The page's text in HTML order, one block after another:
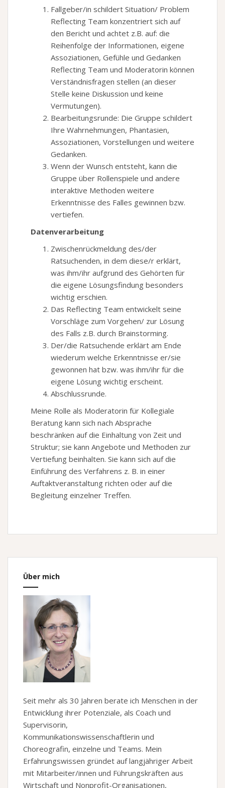
Fallgeber/in schildert Situation/ Problem
Reflecting Team konzentriert sich auf
den Bericht und achtet z.B. auf: die
Reihenfolge der Informationen, eigene
Assoziationen, Gefühle und Gedanken
Reflecting Team und Moderatorin können
Verständnisfragen stellen (an dieser
Stelle keine Diskussion und keine
Vermutungen).
Bearbeitungsrunde: Die Gruppe schildert
Ihre Wahrnehmungen, Phantasien,
Assoziationen, Vorstellungen und weitere
Gedanken.
Wenn der Wunsch entsteht, kann die
Gruppe über Rollenspiele und andere
interaktive Methoden weitere
Erkenntnisse des Falles gewinnen bzw.
vertiefen.
Datenverarbeitung
Zwischenrückmeldung des/der
Ratsuchenden, in dem diese/r erklärt,
was ihm/ihr aufgrund des Gehörten für
die eigene Lösungsfindung besonders
wichtig erschien.
Das Reflecting Team entwickelt seine
Vorschläge zum Vorgehen/ zur Lösung
des Falls z.B. durch Brainstorming.
Der/die Ratsuchende erklärt am Ende
wiederum welche Erkenntnisse er/sie
gewonnen hat bzw. was ihm/ihr für die
eigene Lösung wichtig erscheint.
Abschlussrunde.
Meine Rolle als Moderatorin für Kollegiale
Beratung kann sich nach Absprache
beschränken auf die Einhaltung von Zeit und
Struktur; sie kann Angebote und Methoden zur
Vertiefung beinhalten. Sie kann sich auf die
Einführung des Verfahrens z. B. in einer
Auftaktveranstaltung richten oder auf die
Begleitung einzelner Treffen.
Über mich
Seit mehr als 30 Jahren berate ich Menschen in der
Entwicklung ihrer Potenziale, als Coach und
Supervisorin,
Kommunikationswissenschaftlerin und
Choreografin, einzelne und Teams. Mein
Erfahrungswissen gründet auf langjähriger Arbeit
mit Mitarbeiter/innen und Führungskräften aus
Wirtschaft und Nonprofit-Organisationen,